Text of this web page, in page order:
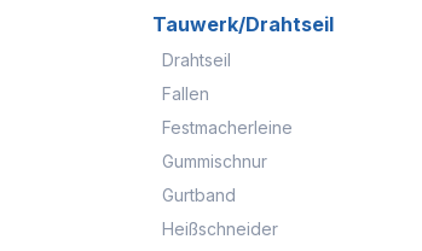
Tauwerk/Drahtseil
Drahtseil
Fallen
Festmacherleine
Gummischnur
Gurtband
Heißschneider